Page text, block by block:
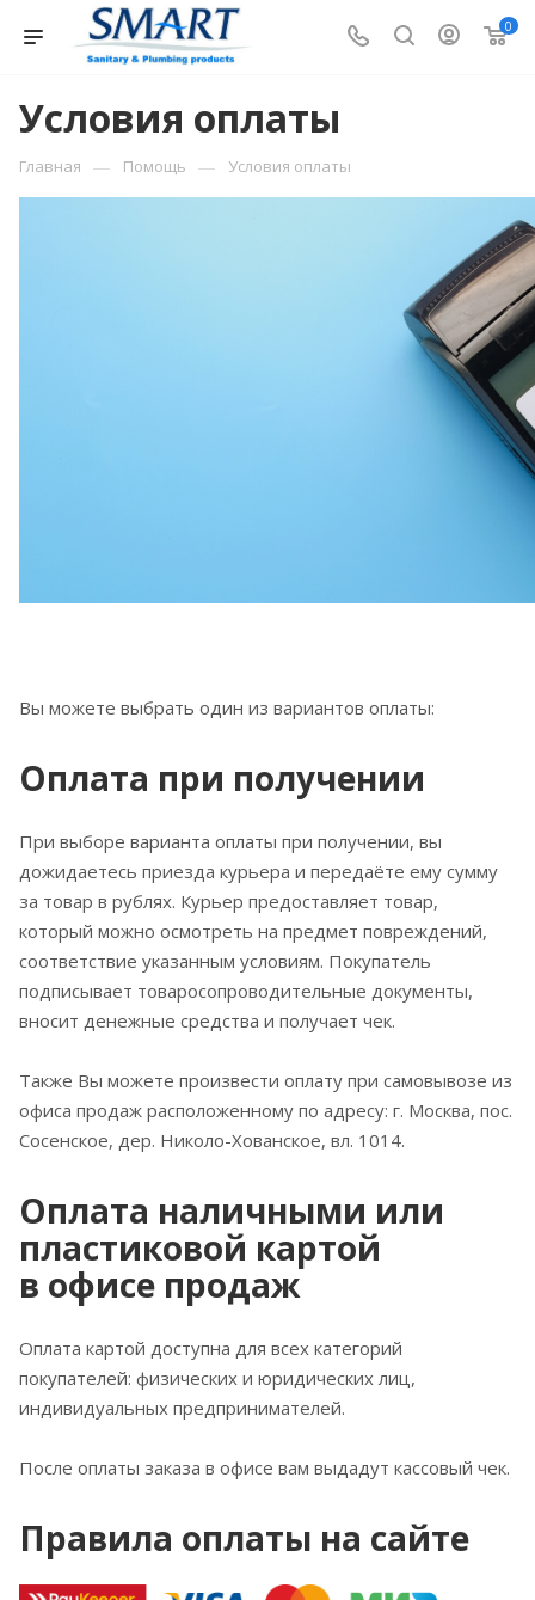
0
Условия оплаты
Главная — Помощь — Условия оплаты
Вы можете выбрать один из вариантов оплаты:
Оплата при получении
При выборе варианта оплаты при получении, вы
дожидаетесь приезда курьера и передаёте ему сумму
за товар в рублях. Курьер предоставляет товар,
который можно осмотреть на предмет повреждений,
соответствие указанным условиям. Покупатель
подписывает товаросопроводительные документы,
вносит денежные средства и получает чек.
Также Вы можете произвести оплату при самовывозе из
офиса продаж расположенному по адресу: г. Москва, пос.
Сосенское, дер. Николо-Хованское, вл. 1014.
Оплата наличными или
пластиковой картой
в офисе продаж
Оплата картой доступна для всех категорий
покупателей: физических и юридических лиц,
индивидуальных предпринимателей.
После оплаты заказа в офисе вам выдадут кассовый чек.
Правила оплаты на сайте